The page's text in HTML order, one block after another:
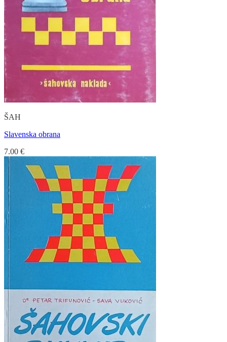
ŠAH
Slavenska obrana
7.00 €